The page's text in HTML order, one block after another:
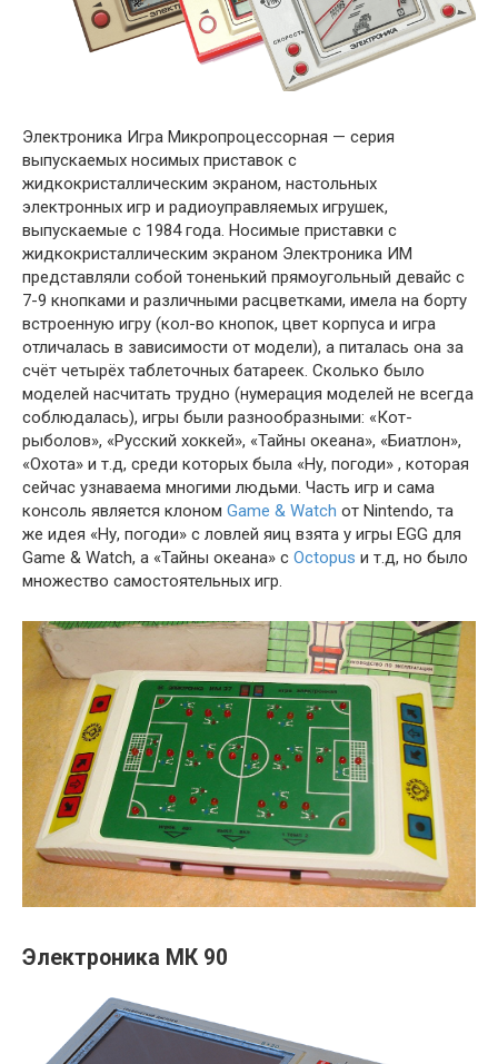
Электроника Игра Микропроцессорная — серия
выпускаемых носимых приставок с
жидкокристаллическим экраном, настольных
электронных игр и радиоуправляемых игрушек,
выпускаемые с 1984 года. Носимые приставки с
жидкокристаллическим экраном Электроника ИМ
представляли собой тоненький прямоугольный девайс с
7-9 кнопками и различными расцветками, имела на борту
встроенную игру (кол-во кнопок, цвет корпуса и игра
отличалась в зависимости от модели), а питалась она за
счёт четырёх таблеточных батареек. Сколько было
моделей насчитать трудно (нумерация моделей не всегда
соблюдалась), игры были разнообразными: «Кот-
рыболов», «Русский хоккей», «Тайны океана», «Биатлон»,
«Охота» и т.д, среди которых была «Ну, погоди» , которая
сейчас узнаваема многими людьми. Часть игр и сама
консоль является клоном Game & Watch от Nintendo, та
же идея «Ну, погоди» с ловлей яиц взята у игры EGG для
Game & Watch, а «Тайны океана» с Octopus и т.д, но было
множество самостоятельных игр.
Электроника МК 90